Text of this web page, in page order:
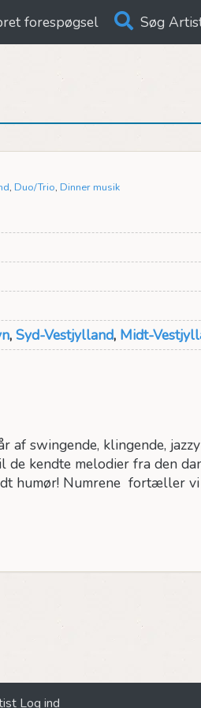
forespøgsel Søg
, Duo/Trio, Dinner musik
,Syd-Vestjylland, Midt-
af swingende, klingende,
de kendte melodier fra den
humør! Numrene fortæller
Log ind